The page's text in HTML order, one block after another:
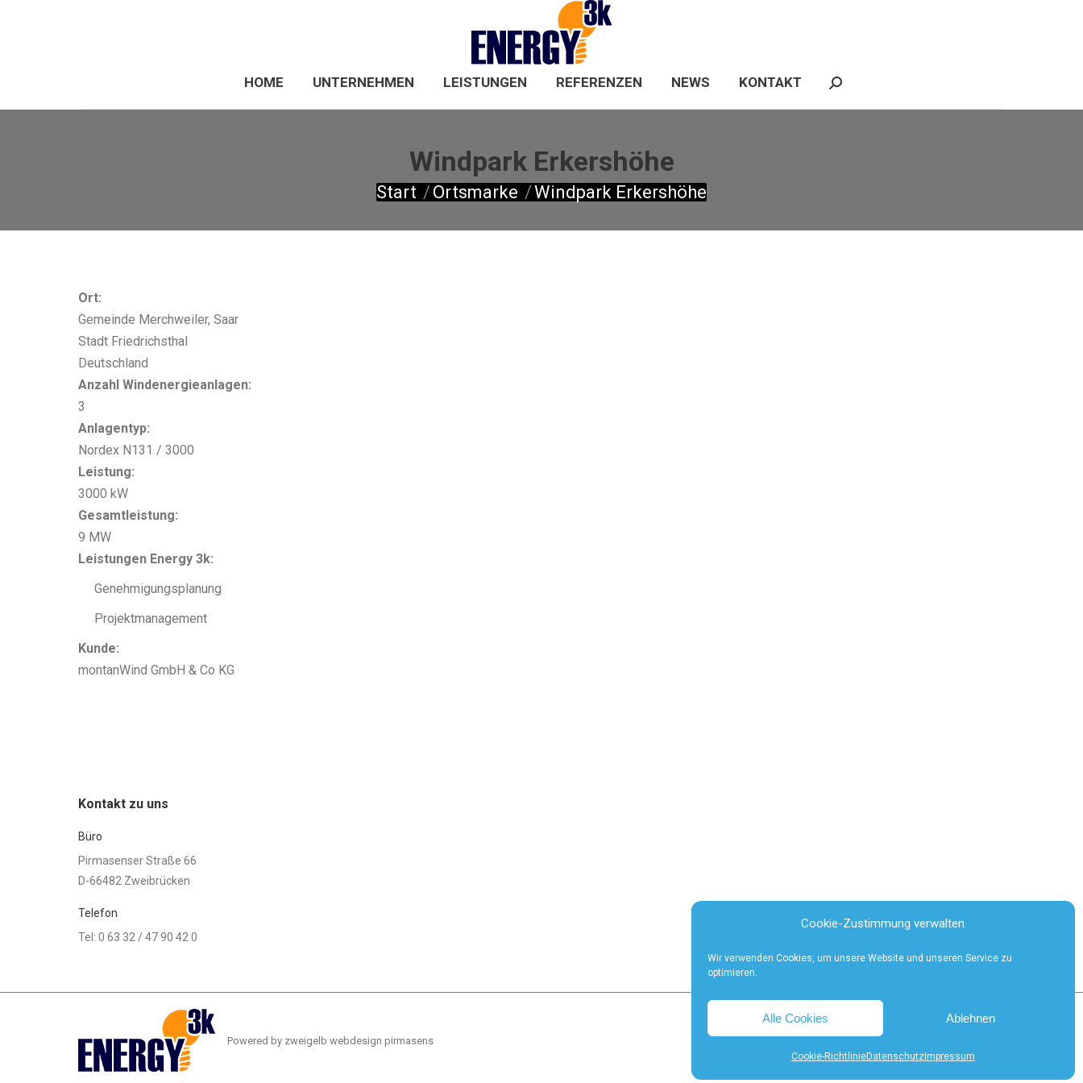
Cookie-Zustimmung verwalten
Wir verwenden Cookies, um unsere Website und unseren Service zu
optimieren.
Alle Cookies Ablehnen
Cookie-RichtlinieDatenschutzImpressum
HOME UNTERNEHMEN LEISTUNGEN REFERENZEN NEWS KONTAKT Search:
Windpark Erkershöhe
Sie befinden sich hier:
Start Ortsmarke Windpark Erkershöhe
Ort:
Gemeinde Merchweiler, Saar
Stadt Friedrichsthal
Deutschland
Anzahl Windenergieanlagen:
3
Anlagentyp:
Nordex N131 / 3000
Leistung:
3000 kW
Gesamtleistung:
9 MW
Leistungen Energy 3k:
Genehmigungsplanung
Projektmanagement
Kunde:
montanWind GmbH & Co KG
Kontakt zu uns
Büro
Pirmasenser Straße 66
D-66482 Zweibrücken
Telefon
Tel: 0 63 32 / 47 90 42 0
Powered by zweigelb webdesign pirmasens Impressum Datenschutz
UNTERNEHMEN